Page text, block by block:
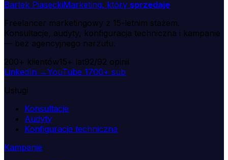
Bartek PiaseckiMarketing, który sprzedaje
Freelancer marketingowy z 15-letnim stażem.
Konsultacje, audyty, konfiguracja techniczna i kampanie
— bez agencyjnego narzutu.
200+ klientów15+ lat92/92 opinii
LinkedIn →YouTube 1700+ sub
Usługi
Konsultacje
Audyty
Konfiguracja techniczna
Kampanie